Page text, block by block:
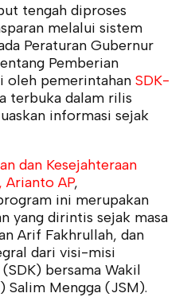
tengah diproses
melalui sistem
Peraturan Gubernur
Pemberian
oleh pemerintahan SDK-
terbuka dalam rilis
informasi sejak
dan Kesejahteraan
Arianto AP,
ini merupakan
yang dirintis sejak masa
Arif Fakhrullah, dan
dari visi-misi
bersama Wakil
Salim Mengga (JSM).